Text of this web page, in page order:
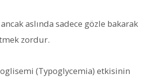
aslında sadece gözle bakarak
zordur.
(Typoglycemia) etkisinin